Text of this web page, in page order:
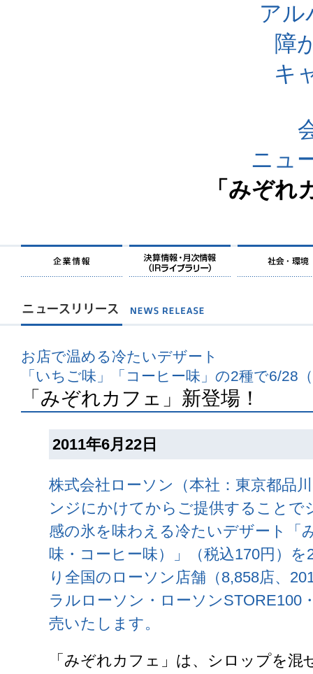
アル
障
キ
ニュ
「みぞれ
お店で温める冷たいデザート
「いちご味」「コーヒー味」の2種で6/28
「みぞれカフェ」新登場！
2011年6月22日
株式会社ローソン（本社：東京都品
ンジにかけてからご提供することで
感の氷を味わえる冷たいデザート「
味・コーヒー味）」（税込170円）
り全国のローソン店舗（8,858店、
ラルローソン・ローソンSTORE100
売いたします。
「みぞれカフェ」は、シロップを